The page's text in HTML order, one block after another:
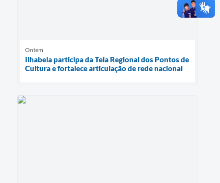
Ontem
Ilhabela participa da Teia Regional dos Pontos de
Cultura e fortalece articulação de rede nacional